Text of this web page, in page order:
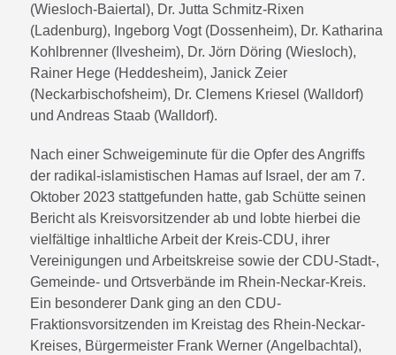
(Wiesloch-Baiertal), Dr. Jutta Schmitz-Rixen
(Ladenburg), Ingeborg Vogt (Dossenheim), Dr. Katharina
Kohlbrenner (Ilvesheim), Dr. Jörn Döring (Wiesloch),
Rainer Hege (Heddesheim), Janick Zeier
(Neckarbischofsheim), Dr. Clemens Kriesel (Walldorf)
und Andreas Staab (Walldorf).
Nach einer Schweigeminute für die Opfer des Angriffs
der radikal-islamistischen Hamas auf Israel, der am 7.
Oktober 2023 stattgefunden hatte, gab Schütte seinen
Bericht als Kreisvorsitzender ab und lobte hierbei die
vielfältige inhaltliche Arbeit der Kreis-CDU, ihrer
Vereinigungen und Arbeitskreise sowie der CDU-Stadt-,
Gemeinde- und Ortsverbände im Rhein-Neckar-Kreis.
Ein besonderer Dank ging an den CDU-
Fraktionsvorsitzenden im Kreistag des Rhein-Neckar-
Kreises, Bürgermeister Frank Werner (Angelbachtal),